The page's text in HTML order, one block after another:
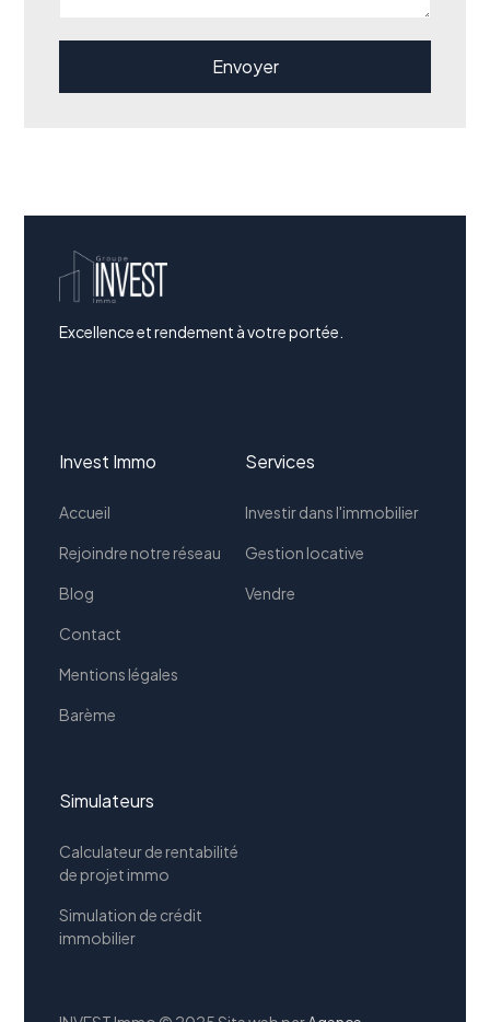
Excellence et rendement à votre portée.
Invest Immo
Accueil
Rejoindre notre réseau
Blog
Contact
Mentions légales
Barème
Services
Investir dans l'immobilier
Gestion locative
Vendre
Simulateurs
Calculateur de rentabilité
de projet immo
Simulation de crédit
immobilier